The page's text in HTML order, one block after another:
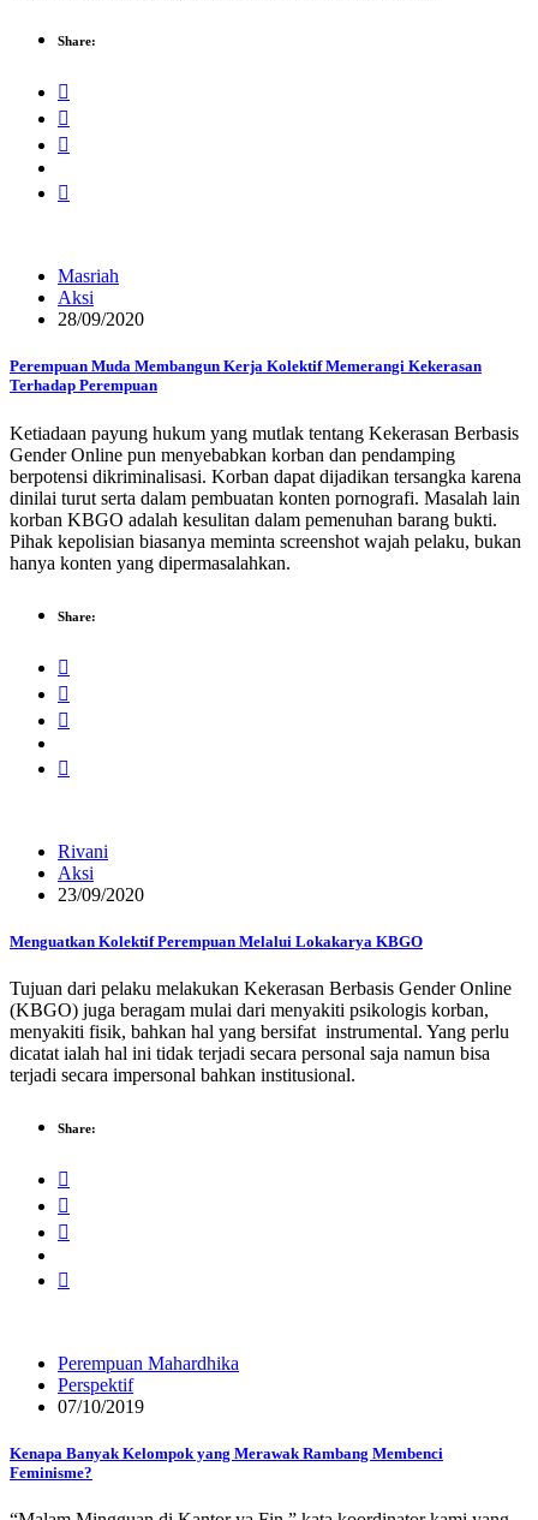
Share:
Masriah
Aksi
28/09/2020
Perempuan Muda Membangun Kerja Kolektif Memerangi Kekerasan
Terhadap Perempuan
Ketiadaan payung hukum yang mutlak tentang Kekerasan Berbasis
Gender Online pun menyebabkan korban dan pendamping
berpotensi dikriminalisasi. Korban dapat dijadikan tersangka karena
dinilai turut serta dalam pembuatan konten pornografi. Masalah lain
korban KBGO adalah kesulitan dalam pemenuhan barang bukti.
Pihak kepolisian biasanya meminta screenshot wajah pelaku, bukan
hanya konten yang dipermasalahkan.
Share:
Rivani
Aksi
23/09/2020
Menguatkan Kolektif Perempuan Melalui Lokakarya KBGO
Tujuan dari pelaku melakukan Kekerasan Berbasis Gender Online
(KBGO) juga beragam mulai dari menyakiti psikologis korban,
menyakiti fisik, bahkan hal yang bersifat instrumental. Yang perlu
dicatat ialah hal ini tidak terjadi secara personal saja namun bisa
terjadi secara impersonal bahkan institusional.
Share:
Perempuan Mahardhika
Perspektif
07/10/2019
Kenapa Banyak Kelompok yang Merawak Rambang Membenci
Feminisme?